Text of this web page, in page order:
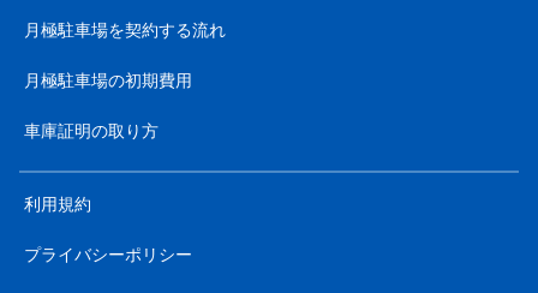
月極駐車場を契約する流れ
月極駐車場の初期費用
車庫証明の取り方
利用規約
プライバシーポリシー